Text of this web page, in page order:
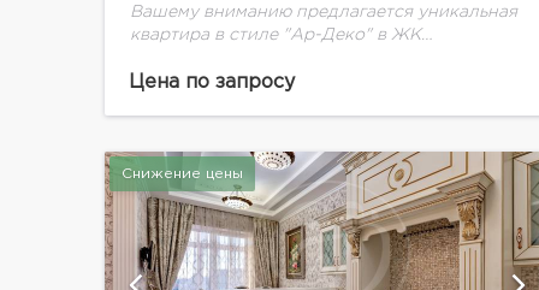
Вашему вниманию предлагается уникальная
квартира в стиле "Ар-Деко" в ЖК
предусмотрено: просторный холл, кухня-
вместительной...
Цена по запросу
Снижение цены